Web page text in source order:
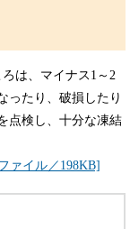
は、マイナス1～2
ったり、破損したり
点検し、十分な凍結
ァイル／198KB]